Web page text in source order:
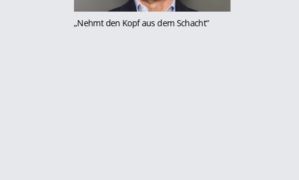
„Nehmt den Kopf aus dem Schacht“